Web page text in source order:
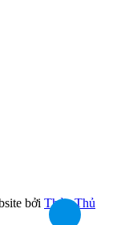
bởi Thủy Thủ